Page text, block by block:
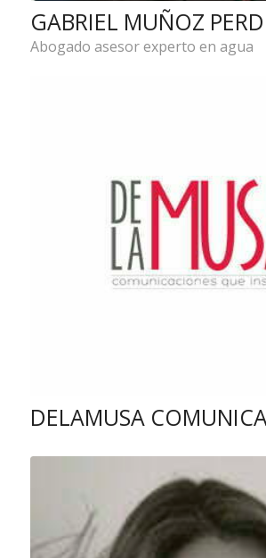
GABRIEL MUÑOZ
Abogado asesor experto en agua
DELAMUSA